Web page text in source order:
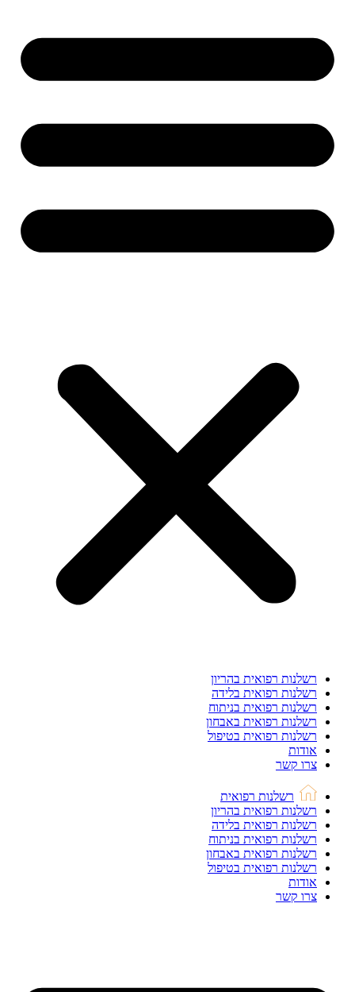
רשלנות רפואית בהריון
רשלנות רפואית בלידה
רשלנות רפואית בניתוח
רשלנות רפואית באבחון
רשלנות רפואית בטיפול
אודות
צרו קשר
רשלנות רפואית
רשלנות רפואית בהריון
רשלנות רפואית בלידה
רשלנות רפואית בניתוח
רשלנות רפואית באבחון
רשלנות רפואית בטיפול
אודות
צרו קשר